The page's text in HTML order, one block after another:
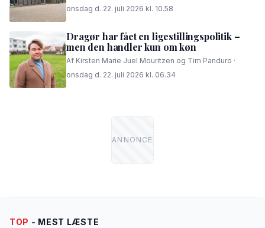
onsdag d. 22. juli 2026 kl. 10.58
Dragør har fået en ligestillingspolitik –
men den handler kun om køn
Af Kirsten Marie Juel Mouritzen og Tim Panduro ·
onsdag d. 22. juli 2026 kl. 06.34
TOP - MEST LÆSTE